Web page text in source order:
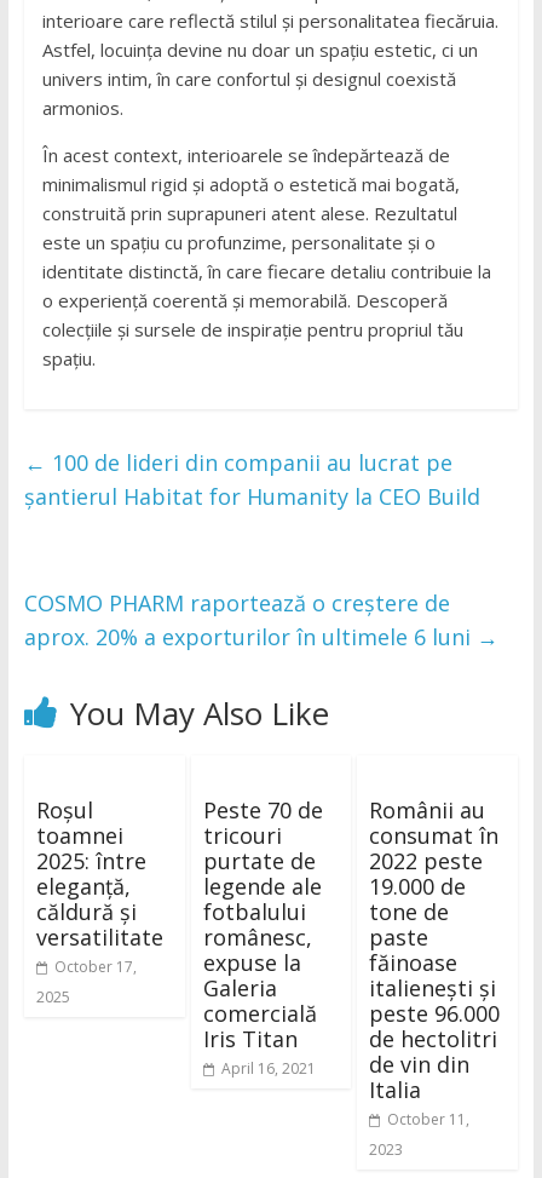
interioare care reflectă stilul și personalitatea fiecăruia.
Astfel, locuința devine nu doar un spațiu estetic, ci un
univers intim, în care confortul și designul coexistă
armonios.
În acest context, interioarele se îndepărtează de
minimalismul rigid și adoptă o estetică mai bogată,
construită prin suprapuneri atent alese. Rezultatul
este un spațiu cu profunzime, personalitate și o
identitate distinctă, în care fiecare detaliu contribuie la
o experiență coerentă și memorabilă. Descoperă
colecțiile și sursele de inspirație pentru propriul tău
spațiu.
← 100 de lideri din companii au lucrat pe
șantierul Habitat for Humanity la CEO Build
COSMO PHARM raportează o creștere de
aprox. 20% a exporturilor în ultimele 6 luni →
You May Also Like
Roșul
toamnei
2025: între
eleganță,
căldură și
versatilitate
October 17,
2025
Peste 70 de
tricouri
purtate de
legende ale
fotbalului
românesc,
expuse la
Galeria
comercială
Iris Titan
April 16, 2021
Românii au
consumat în
2022 peste
19.000 de
tone de
paste
făinoase
italienești și
peste 96.000
de hectolitri
de vin din
Italia
October 11,
2023